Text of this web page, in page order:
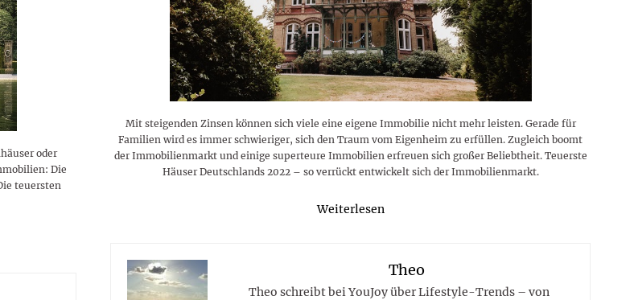
Start, Teilnehmer, Gagen und
Skandale
lustigen Sprüche helfen beim
Gratulieren
BMI-Rechner für Frauen 2026
– Online-Rechner mit
hilfreichen Tipps
Profi
Ausblick für Frauen und
Männer aller Sternzeichen
Traumurlaub im
schneeweißen Salzburger
Land
oder
Die
teuersten
Mit steigenden Zinsen können sich viele eine eigene Immobilie nicht mehr leisten. Gerade für
Familien wird es immer schwieriger, sich den Traum vom Eigenheim zu erfüllen. Zugleich boomt
der Immobilienmarkt und einige superteure Immobilien erfreuen sich großer Beliebtheit. Teuerste
Häuser Deutschlands 2022 – so verrückt entwickelt sich der Immobilienmarkt.
Weiterlesen
Theo
Theo schreibt bei YouJoy über Lifestyle-Trends – von